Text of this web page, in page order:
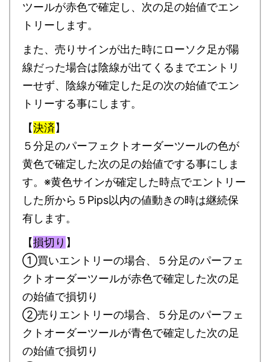
ツールが赤色で確定し、次の足の始値でエン
トリーします。
また、売りサインが出た時にローソク足が陽
線だった場合は陰線が出てくるまでエントリ
ーせず、陰線が確定した足の次の始値でエン
トリーする事にします。
【決済】
５分足のパーフェクトオーダーツールの色が
黄色で確定した次の足の始値でする事にしま
す。※黄色サインが確定した時点でエントリー
した所から５Pips以内の値動きの時は継続保
有します。
【損切り 】
①買いエントリーの場合、５分足のパーフェ
クトオーダーツールが赤色で確定した次の足
の始値で損切り
②売りエントリーの場合、５分足のパーフェ
クトオーダーツールが青色で確定した次の足
の始値で損切り